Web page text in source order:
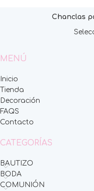
Chanclas
MENÚ
Inicio
Tienda
Decoración
FAQS
Contacto
CATEGORÍAS
BAUTIZO
BODA
COMUNIÓN